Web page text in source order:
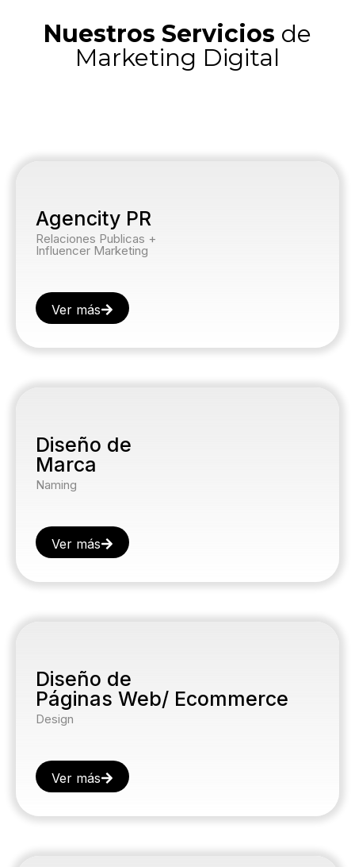
Nuestros Servicios de
Marketing Digital
Agencity PR
Relaciones Publicas +
Influencer Marketing
Ver más
Diseño de
Marca
Naming
Ver más
Diseño de
Páginas Web/ Ecommerce
Design
Ver más